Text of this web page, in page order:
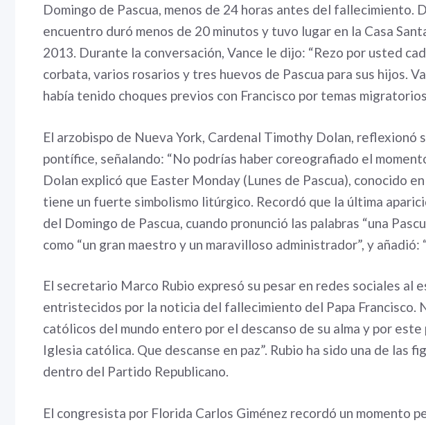
Domingo de Pascua, menos de 24 horas antes del fallecimiento.
encuentro duró menos de 20 minutos y tuvo lugar en la Casa
2013. Durante la conversación, Vance le dijo: “Rezo por usted
corbata, varios rosarios y tres huevos de Pascua para sus hijos.
había tenido choques previos con Francisco por temas
El arzobispo de Nueva York, Cardenal Timothy Dolan, reflexionó
pontífice, señalando: “No podrías haber coreografiado el
Dolan explicó que Easter Monday (Lunes de Pascua), conocido
tiene un fuerte simbolismo litúrgico. Recordó que la última
del Domingo de Pascua, cuando pronunció las palabras “una
como “un gran maestro y un maravilloso administrador”, y añadió:
El secretario Marco Rubio expresó su pesar en redes sociales al
entristecidos por la noticia del fallecimiento del Papa Francisco.
católicos del mundo entero por el descanso de su alma y por
Iglesia católica. Que descanse en paz”. Rubio ha sido una de las
dentro del Partido Republicano.
El congresista por Florida Carlos Giménez recordó un momento